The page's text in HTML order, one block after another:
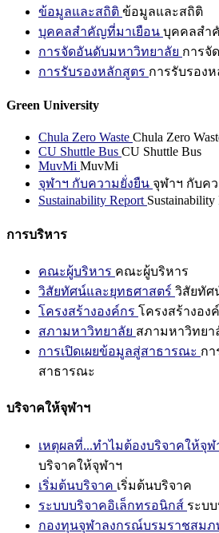
ข้อมูลและสถิติ ข้อมูลและสถิติ
บุคคลสำคัญที่มาเยือน บุคคลสำ
การจัดอันดับมหาวิทยาลัย การจั
การรับรองหลักสูตร การรับรอง
Green University
Chula Zero Waste Chula Zero
CU Shuttle Bus CU Shuttle Bus
MuvMi MuvMi
จุฬาฯ กับความยั่งยืน จุฬาฯ กับค
Sustainability Report Sustainability
การบริหาร
คณะผู้บริหาร คณะผู้บริหาร
วิสัยทัศน์และยุทธศาสตร์ วิสัยทัศ
โครงสร้างองค์กร โครงสร้างอง
สภามหาวิทยาลัย สภามหาวิทยา
การเปิดเผยข้อมูลสู่สาธารณะ กา
สาธารณะ
บริจาคให้จุฬาฯ
เหตุผลที่...ทำไมต้องบริจาคให้จุฬ
บริจาคให้จุฬาฯ
เริ่มต้นบริจาค เริ่มต้นบริจาค
ระบบบริจาคอิเล็กทรอนิกส์ ระบ
กองทุนจุฬาลงกรณ์บรมราชสมภ